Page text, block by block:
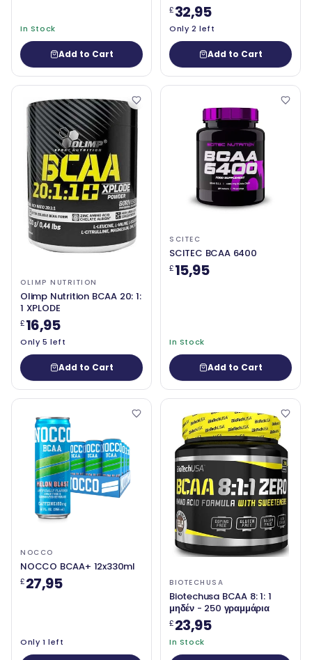
In Stock
Add to Cart
£32,95
Only 2 left
Add to Cart
OLIMP NUTRITION
Olimp Nutrition BCAA 20: 1:
1 XPLODE
£16,95
Only 5 left
Add to Cart
SCITEC
SCITEC BCAA 6400
£15,95
In Stock
Add to Cart
NOCCO
NOCCO BCAA+ 12x330ml
£27,95
Only 1 left
BIOTECHUSA
Biotechusa BCAA 8: 1: 1
μηδέν - 250 γραμμάρια
£23,95
In Stock